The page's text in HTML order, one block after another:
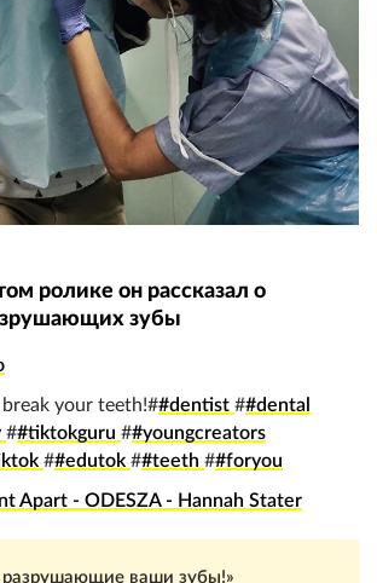
ролике он рассказал о
зубы
your teeth!##dentist ##dental
##tiktokguru ##youngcreators
##edutok ##teeth ##foryou
Apart - ODESZA - Hannah Stater
разрушающие ваши зубы!»